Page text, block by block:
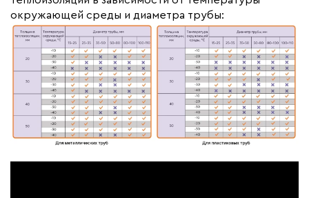
окружающей среды и диаметра трубы: